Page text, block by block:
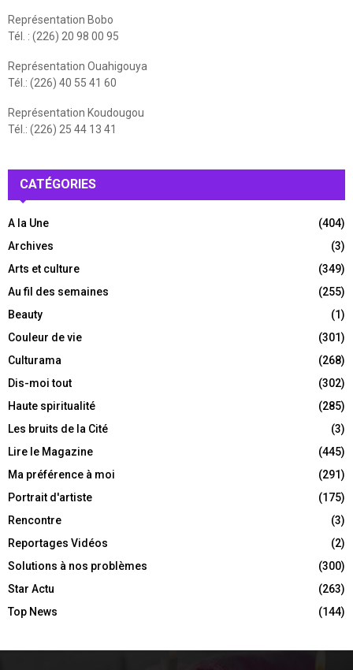
Représentation Bobo
Tél. : (226) 20 98 00 95
Représentation Ouahigouya
Tél.: (226) 40 55 41 60
Représentation Koudougou
Tél.: (226) 25 44 13 41
CATÉGORIES
A la Une
(404)
Archives
(3)
Arts et culture
(349)
Au fil des semaines
(255)
Beauty
(1)
Couleur de vie
(301)
Culturama
(268)
Dis-moi tout
(302)
Haute spiritualité
(285)
Les bruits de la Cité
(3)
Lire le Magazine
(445)
Ma préférence à moi
(291)
Portrait d'artiste
(175)
Rencontre
(3)
Reportages Vidéos
(2)
Solutions à nos problèmes
(300)
Star Actu
(263)
Top News
(144)